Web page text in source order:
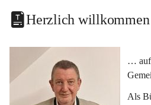
Herzlich willkommen
… auf
Als